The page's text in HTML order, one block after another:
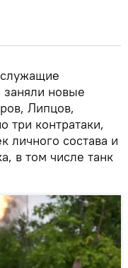
новые
Липцов,
три контратаки,
личного состава и
в том числе танк